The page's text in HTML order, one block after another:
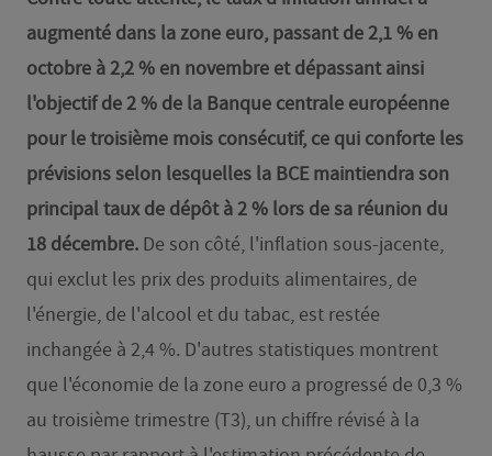
augmenté dans la zone euro, passant de 2,1 % en
octobre à 2,2 % en novembre et dépassant ainsi
l'objectif de 2 % de la Banque centrale européenne
pour le troisième mois consécutif, ce qui conforte les
prévisions selon lesquelles la BCE maintiendra son
principal taux de dépôt à 2 % lors de sa réunion du
18 décembre.De son côté, l'inflation sous-jacente,
qui exclut les prix des produits alimentaires, de
l'énergie, de l'alcool et du tabac, est restée
inchangée à 2,4 %. D'autres statistiques montrent
que l'économie de la zone euro a progressé de 0,3 %
au troisième trimestre (T3), un chiffre révisé à la